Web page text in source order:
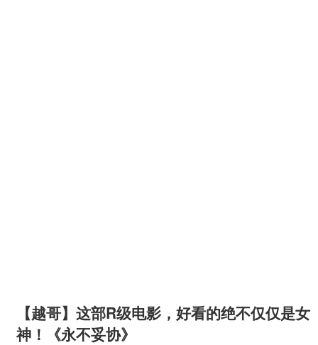
【越哥】这部R级电影，好看的绝不仅仅是女
神！《永不妥协》